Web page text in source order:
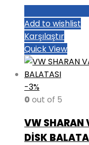
Add to wishlist
Karşılaştır
Quick View
-3%
0 out of 5
VW SHARAN
DİSK